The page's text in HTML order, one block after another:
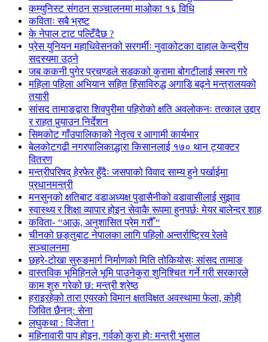
कम्युनिस्ट संगठन सञ्चालनमा माओका १६ विधि
कविताः सबै भ्रष्ट
के नेपाल टाट पल्टिँदैछ ?
प्रेस युनियन महाधिवेसनको सरगर्मीः नुवाकोटका दाहाल केन्द्रीय
सदस्यमा उठ्ने
जब ककनी पुगेर प्रचण्डले सडकको कुरामा बोगटीलाई स्मरण गरे
महिला पहिला अभियान सहित हिंसाविरुद्ध अगाडि बढ्ने मन्त्रालयको
तयारी
सांसद तामाङद्वारा शिवपुरीमा पहिरोको क्षति अवलोकनः तत्काल उद्दार
र राहत पुर्‍याउन निर्देशन
सिमकोट गाँउपालिकाको नेतृत्व र आगामी कार्यभार
बेलकोटगढी नगरपालिकाद्धारा किसानलाई १७० थान ट्याक्टर
वितरण
मन्त्रीपरिषद् हेरफेर हुँदैः जसपाको विवाद साम्य हुने पर्खाईमा
प्रधानमन्त्री
मनसुनको क्षतिबाट वडाअध्यक्ष पुडासैनीको वडावासीलाई सुझाव
स्वास्थ्य र शिक्षा व्यापार होइन सेवाकै रूपमा हुनपर्छः मेयर बालेन्द्र शाह
कविता- “आऊ, अनुशासित प्रेम गरौँ “
चीनको छङ्तुबाट नेपालका लागि पहिलो अन्तर्राष्ट्रिय रेलवे
सञ्चालनमा
छहरे-टोखा सुरुङमार्ग निर्माणको मिति तोकियोस्ः सांसद तामाङ
वास्तविक भूमिहिनले भूमि पाउनेकुरा शुनिश्चित गर्ने गरी सरकारले
काम शुरु गरेको छ: मन्त्री श्रेष्ठ
हराइरहेको तारा एयरको विमान क्षतविक्षत अवस्थामा फेला, कोही
जिवित छैनन्: सेना
लघुकथा : विजेता !
महिनावारी पाप होइन, गर्वको कुरा होः मन्त्री भुसाल